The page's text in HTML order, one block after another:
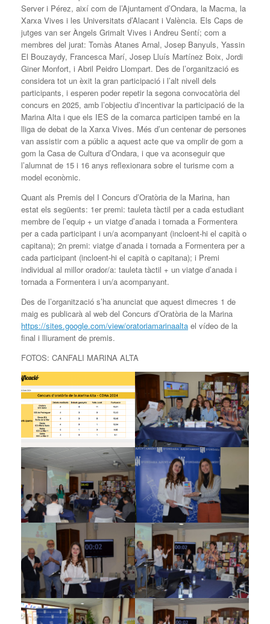
Server i Pérez, així com de l’Ajuntament d’Ondara, la Macma, la
Xarxa Vives i les Universitats d’Alacant i València. Els Caps de
jutges van ser Àngels Grimalt Vives i Andreu Sentí; com a
membres del jurat: Tomàs Atanes Arnal, Josep Banyuls, Yassin
El Bouzaydy, Francesca Marí, Josep Lluís Martínez Boix, Jordi
Giner Monfort, i Abril Peidro Llompart. Des de l’organització es
considera tot un èxit la gran participació i l’alt nivell dels
participants, i esperen poder repetir la segona convocatòria del
concurs en 2025, amb l’objectiu d’incentivar la participació de la
Marina Alta i que els IES de la comarca participen també en la
lliga de debat de la Xarxa Vives. Més d’un centenar de persones
van assistir com a públic a aquest acte que va omplir de gom a
gom la Casa de Cultura d’Ondara, i que va aconseguir que
l’alumnat de 15 i 16 anys reflexionara sobre el turisme com a
model econòmic.
Quant als Premis del I Concurs d’Oratòria de la Marina, han
estat els següents: 1er premi: tauleta tàctil per a cada estudiant
membre de l’equip + un viatge d’anada i tornada a Formentera
per a cada participant i un/a acompanyant (incloent-hi el capità o
capitana); 2n premi: viatge d’anada i tornada a Formentera per a
cada participant (incloent-hi el capità o capitana); i Premi
individual al millor orador/a: tauleta tàctil + un viatge d’anada i
tornada a Formentera i un/a acompanyant.
Des de l’organització s’ha anunciat que aquest dimecres 1 de
maig es publicarà al web del Concurs d’Oratòria de la Marina
https://sites.google.com/view/oratoriamarinaalta el vídeo de la
final i lliurament de premis.
FOTOS: CANFALI MARINA ALTA